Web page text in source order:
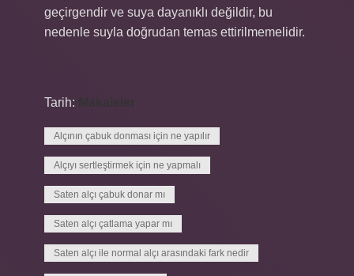
geçirgendir ve suya dayanıklı değildir, bu
nedenle suyla doğrudan temas ettirilmemelidir.
Tarih:
Alçının çabuk donması için ne yapılır
Alçıyı sertleştirmek için ne yapmalı
Saten alçı çabuk donar mı
Saten alçı çatlama yapar mı
Saten alçı ile normal alçı arasındaki fark nedir